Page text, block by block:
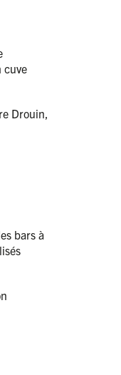
cuve
Drouin,
bars à